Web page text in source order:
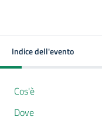
Indice dell'evento
Cos'è
Dove